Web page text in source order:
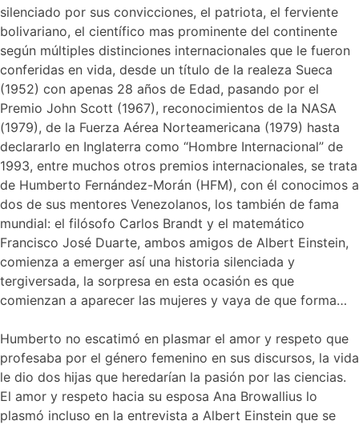
silenciado por sus convicciones, el patriota, el ferviente
bolivariano, el científico mas prominente del continente
según múltiples distinciones internacionales que le fueron
conferidas en vida, desde un título de la realeza Sueca
(1952) con apenas 28 años de Edad, pasando por el
Premio John Scott (1967), reconocimientos de la NASA
(1979), de la Fuerza Aérea Norteamericana (1979) hasta
declararlo en Inglaterra como “Hombre Internacional” de
1993, entre muchos otros premios internacionales, se trata
de Humberto Fernández-Morán (HFM), con él conocimos a
dos de sus mentores Venezolanos, los también de fama
mundial: el filósofo Carlos Brandt y el matemático
Francisco José Duarte, ambos amigos de Albert Einstein,
comienza a emerger así una historia silenciada y
tergiversada, la sorpresa en esta ocasión es que
comienzan a aparecer las mujeres y vaya de que forma…
Humberto no escatimó en plasmar el amor y respeto que
profesaba por el género femenino en sus discursos, la vida
le dio dos hijas que heredarían la pasión por las ciencias.
El amor y respeto hacia su esposa Ana Browallius lo
plasmó incluso en la entrevista a Albert Einstein que se